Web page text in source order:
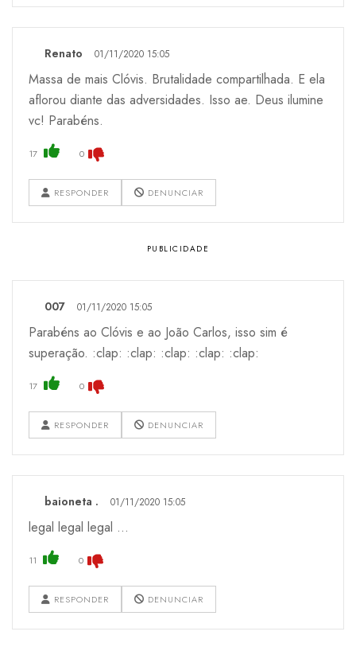
Renato 01/11/2020 15:05
Massa de mais Clóvis. Brutalidade compartilhada. E ela
aflorou diante das adversidades. Isso ae. Deus ilumine
vc! Parabéns.
17 0
RESPONDER DENUNCIAR
007 01/11/2020 15:05
Parabéns ao Clóvis e ao João Carlos, isso sim é
superação. :clap: :clap: :clap: :clap: :clap:
17 0
RESPONDER DENUNCIAR
baioneta . 01/11/2020 15:05
legal legal legal ...
11 0
RESPONDER DENUNCIAR